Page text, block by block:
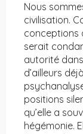
Nous
civilisation.
conceptions
serait
autorité
d’ailleurs
positions
qu’elle a
hégémonie.